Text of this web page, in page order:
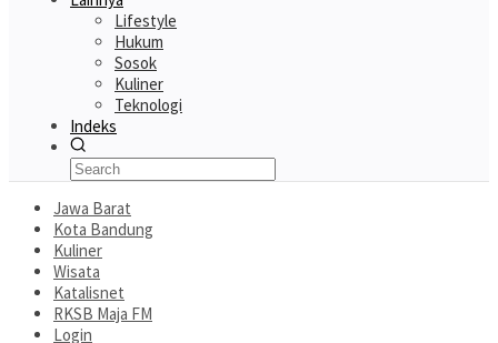
Lifestyle
Hukum
Sosok
Kuliner
Teknologi
Indeks
Jawa Barat
Kota Bandung
Kuliner
Wisata
Katalisnet
RKSB Maja FM
Login